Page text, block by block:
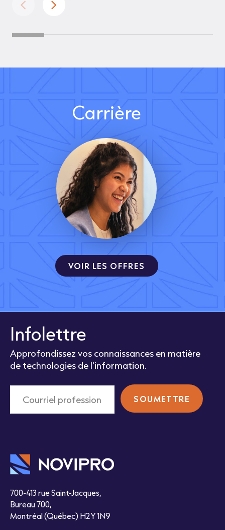
Carrière
VOIR LES OFFRES
Infolettre
Approfondissez vos connaissances en matière
de technologies de l'information.
700-413 rue Saint-Jacques,
Bureau 700,
Montréal (Québec) H2Y 1N9